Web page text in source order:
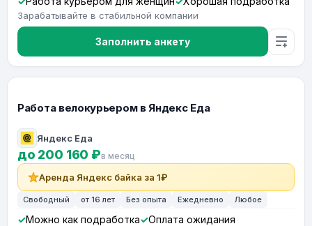
Зарабатывайте в стабильной компании
Заполнить анкету
Работа велокурьером в Яндекс Еда
Яндекс Еда
до 200 160 ₽в месяц
Аренда Яндекс байка за 1₽
Свободный от 16 лет Без опыта Ежедневно Любое
Можно как подработка
Оплата ожидания